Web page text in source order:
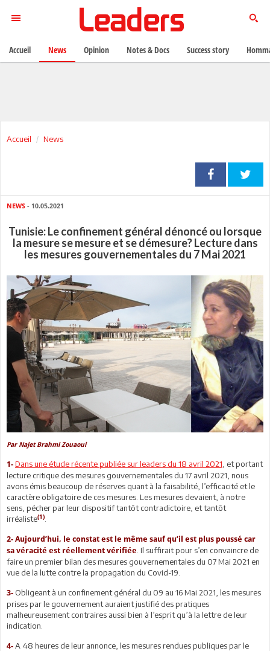
Accueil News
NEWS - 10.05.2021
Tunisie: Le confinement général dénoncé ou lorsque
la mesure se mesure et se démesure? Lecture dans
les mesures gouvernementales du 7 Mai 2021
Par Najet Brahmi Zouaoui
1- Dans une étude récente publiée sur leaders du 18 avril 2021 , et portant
lecture critique des mesures gouvernementales du 17 avril 2021, nous
avons émis beaucoup de réserves quant à la faisabilité, l’efficacité et le
caractère obligatoire de ces mesures. Les mesures devaient, à notre
sens, pécher par leur dispositif tantôt contradictoire, et tantôt
irréaliste(1)
2- Aujourd’hui, le constat est le même sauf qu’il est plus poussé car
sa véracité est réellement vérifiée . Il suffirait pour s’en convaincre de
faire un premier bilan des mesures gouvernementales du 07 Mai 2021 en
vue de la lutte contre la propagation du Covid-19.
3- Obligeant à un confinement général du 09 au 16 Mai 2021, les mesures
prises par le gouvernement auraient justifié des pratiques
malheureusement contraires aussi bien à l’esprit qu’à la lettre de leur
indication.
4- A 48 heures de leur annonce, les mesures rendues publiques par le
Accueil News Opinion Notes & Docs Success story